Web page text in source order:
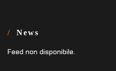
News
Feed non disponibile.